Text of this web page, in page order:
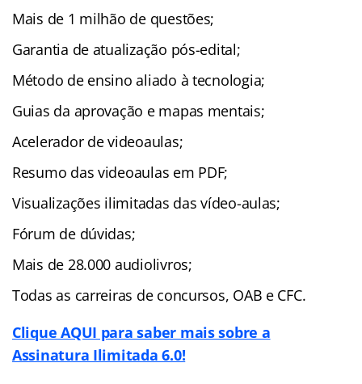
Mais de 1 milhão de questões;
Garantia de atualização pós-edital;
Método de ensino aliado à tecnologia;
Guias da aprovação e mapas mentais;
Acelerador de videoaulas;
Resumo das videoaulas em PDF;
Visualizações ilimitadas das vídeo-aulas;
Fórum de dúvidas;
Mais de 28.000 audiolivros;
Todas as carreiras de concursos, OAB e CFC.
Clique AQUI para saber mais sobre a
Assinatura Ilimitada 6.0!